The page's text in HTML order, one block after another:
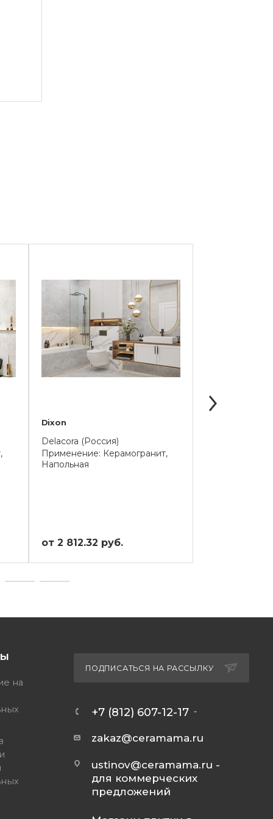
Dixon
Delacora (Россия)
Применение: Керамогранит,
Напольная
от 2 812.32 руб.
на
ПОДПИСАТЬСЯ НА РАССЫЛКУ
+7 (812) 607-12-17
zakaz@ceramama.ru
ustinov@ceramama.ru -
для коммерческих
предложений